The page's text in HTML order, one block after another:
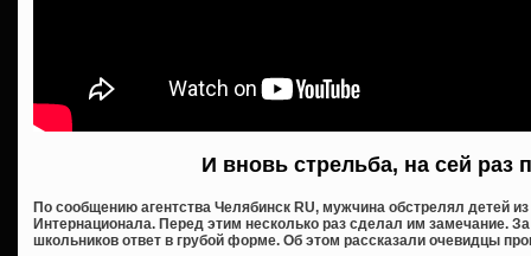
И вновь стрельба, на сей раз
По сообщению агентства Челябинск RU, мужчина обстрелял детей
Интернационала. Перед этим несколько раз сделал им замечание.
школьников ответ в грубой форме. Об этом рассказали очевидцы